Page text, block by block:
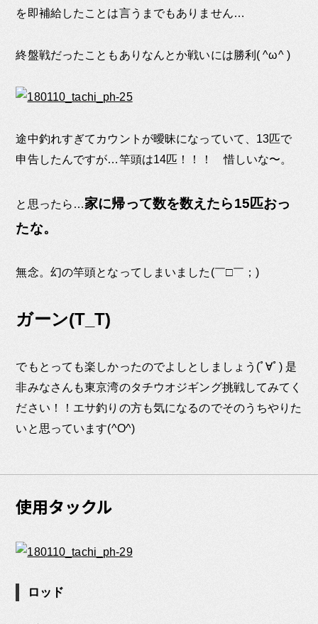
を即補給したことは言うまでもありません…
終盤戦だったこともありなんとか戦いには勝利( ^ω^ )
途中釣れすぎてカウントが曖昧になっていて、13匹で
申告したんですが…竿頭は14匹！！！ 惜しいな〜。
と思ったら…家に帰って数を数えたら15匹おっ
たな。
無念。幻の竿頭となってしまいました(￣□￣；)
ガーン(T_T)
でもとっても楽しかったのでよしとしましょう(ﾟ∀ﾟ) 是
非みなさんも東京湾のタチウオジギング挑戦してみてく
ださい！！エサ釣りの方も気になるのでそのうちやりた
いと思っています(^O^)
使用タックル
ロッド